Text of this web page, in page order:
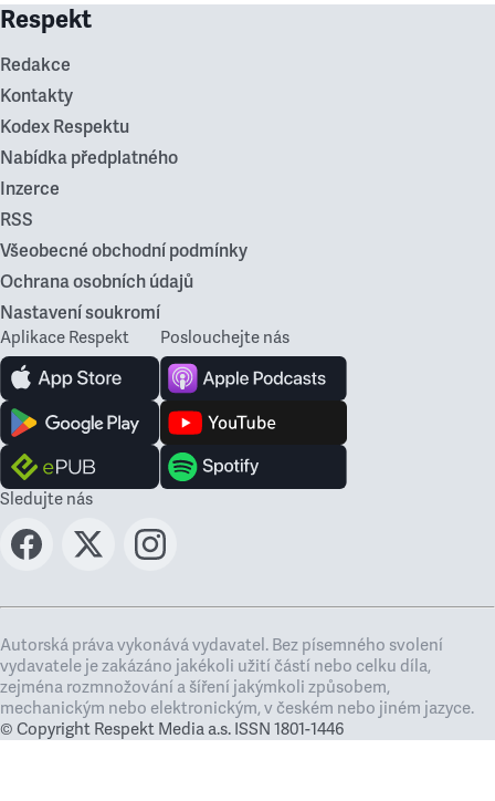
Respekt
Redakce
Kontakty
Kodex Respektu
Nabídka předplatného
Inzerce
RSS
Všeobecné obchodní podmínky
Ochrana osobních údajů
Nastavení soukromí
Aplikace Respekt Poslouchejte nás
Sledujte nás
Autorská práva vykonává vydavatel. Bez písemného svolení
vydavatele je zakázáno jakékoli užití částí nebo celku díla,
zejména rozmnožování a šíření jakýmkoli způsobem,
mechanickým nebo elektronickým, v českém nebo jiném jazyce.
© Copyright Respekt Media a.s. ISSN 1801-1446